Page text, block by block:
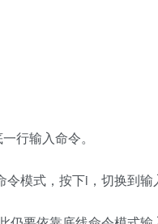
行输入命令。
模式，按下i，切换到输